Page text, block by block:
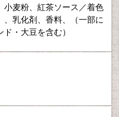
小麦粉、紅茶ソース／着色
、乳化剤、香料、（一部に
・大豆を含む）